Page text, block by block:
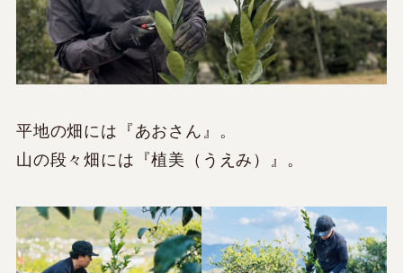
平地の畑には『あおさん』。
山の段々畑には『植美（うえみ）』。